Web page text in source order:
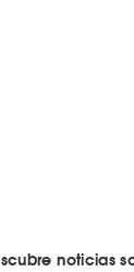
noticias